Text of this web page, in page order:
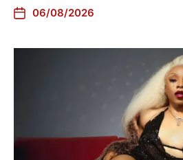
06/08/2026